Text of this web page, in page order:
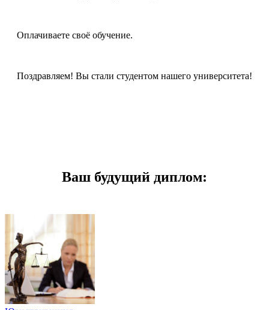
Оплачиваете своё обучение.
Поздравляем! Вы стали студентом нашего университета!
Ваш будущий диплом: